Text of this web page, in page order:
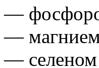
—
—
— селеном